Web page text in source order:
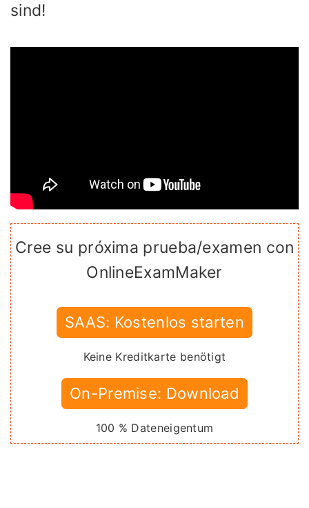
sind!
Cree su próxima prueba/examen con
OnlineExamMaker
SAAS: Kostenlos starten
Keine Kreditkarte benötigt
On-Premise: Download
100 % Dateneigentum